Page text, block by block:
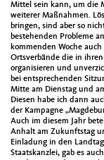
Mittel sein kann, um die
weiterer Maßnahmen.
bringen, sind aber so
bestehenden Probleme
kommenden Woche
Ortsverbände die in
organisieren und
bei entsprechenden
Mitte am Dienstag und
Diesen habe ich dann
der Kampagne
Auch im diesem Jahr
Anhalt am Zukunftstag
Einladung in den
Staatskanzlei, gab es